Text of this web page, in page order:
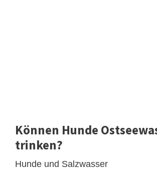
Können Hunde
trinken?
Hunde und Salzwasser